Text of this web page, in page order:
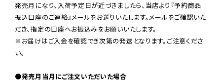
発売月になり、入荷予定日が近づきましたら、当店より『予約商品
振込口座のご連絡』メールをお送りいたします。メールをご確認いた
だき、指定の口座へお振込みをお願いいたします。
※お届けはご入金を確認でき次第の発送となります。ご注意くださ
い。
●発売月当月にご注文いただいた場合